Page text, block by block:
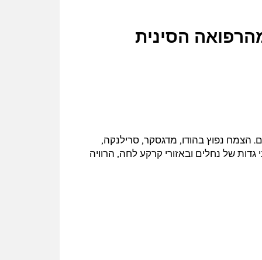
הסינית
בגובה של כ-600 מטר מעל פני הים. הצמח נפוץ בהודו, מדגסקר, סרילנקה,
של נחלים ובאזורי קרקע לחה, הרוויה